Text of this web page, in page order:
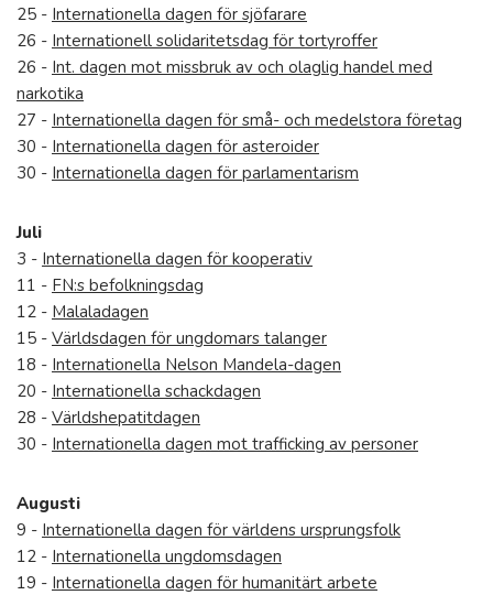
25 - Internationella dagen för sjöfarare
26 - Internationell solidaritetsdag för tortyroffer
26 - Int. dagen mot missbruk av och olaglig handel med
narkotika
27 - Internationella dagen för små- och medelstora företag
30 - Internationella dagen för asteroider
30 - Internationella dagen för parlamentarism
Juli
3 - Internationella dagen för kooperativ
11 - FN:s befolkningsdag
12 - Malaladagen
15 - Världsdagen för ungdomars talanger
18 - Internationella Nelson Mandela-dagen
20 - Internationella schackdagen
28 - Världshepatitdagen
30 - Internationella dagen mot trafficking av personer
Augusti
9 - Internationella dagen för världens ursprungsfolk
12 - Internationella ungdomsdagen
19 - Internationella dagen för humanitärt arbete